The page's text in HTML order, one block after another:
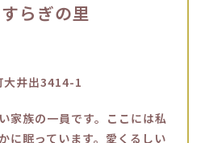
らぎの里
大井出3414-1
家族の一員です。ここには私
に眠っています。愛くるしい